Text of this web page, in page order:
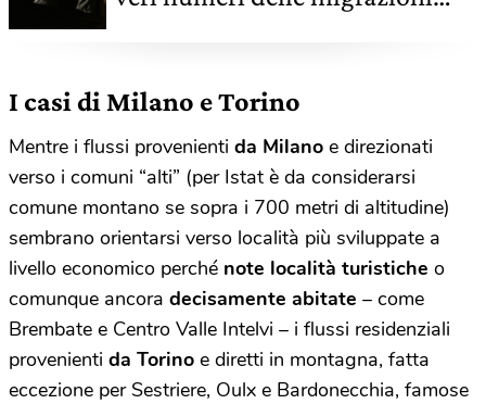
I casi di Milano e Torino
Mentre i flussi provenienti da Milano e direzionati
verso i comuni “alti” (per Istat è da considerarsi
comune montano se sopra i 700 metri di altitudine)
sembrano orientarsi verso località più sviluppate a
livello economico perché note località turistiche o
comunque ancora decisamente abitate – come
Brembate e Centro Valle Intelvi – i flussi residenziali
provenienti da Torino e diretti in montagna, fatta
eccezione per Sestriere, Oulx e Bardonecchia, famose